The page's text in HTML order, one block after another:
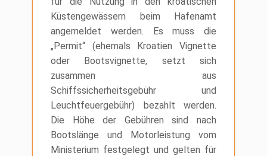
Küstengewässern beim Hafenamt
angemeldet werden. Es muss die
„Permit“ (ehemals Kroatien Vignette
oder Bootsvignette, setzt sich
zusammen aus
Schiffssicherheitsgebühr und
Leuchtfeuergebühr) bezahlt werden.
Die Höhe der Gebühren sind nach
Bootslänge und Motorleistung vom
Ministerium festgelegt und gelten für